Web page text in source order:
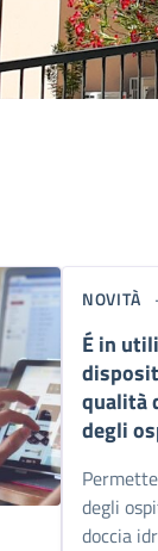
NOVITÀ
É in
qualità
degli
degli
doccia